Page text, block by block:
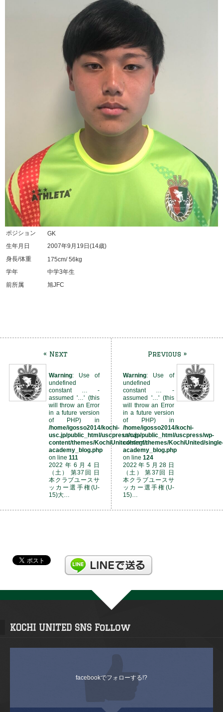
ポジション
GK
生年月日
2007年9月19日(14歳)
身長/体重
175cm/ 56kg
学年
中学3年生
前所属
旭JFC
« Next
Warning: Use of
undefined
constant … -
assumed '…' (this
will throw an Error
in a future version
of PHP) in
/home/igosso2014/kochi-
usc.jp/public_html/uscpress/wp-
content/themes/KochiUnited/single-
academy_blog.php
on line 111
2022年6月4日
（土） 第37回 日
本クラブユースサ
ッカー選手権(U-
15)大…
Previous »
Warning: Use of
undefined
constant … -
assumed '…' (this
will throw an Error
in a future version
of PHP) in
/home/igosso2014/kochi-
usc.jp/public_html/uscpress/wp-
content/themes/KochiUnited/
academy_blog.php
on line 124
2022年5月28日
（土） 第37回 日
本クラブユースサ
ッカー選手権(U-
15)…
KOCHI UNITED SNS Follow
facebookでフォローする!?